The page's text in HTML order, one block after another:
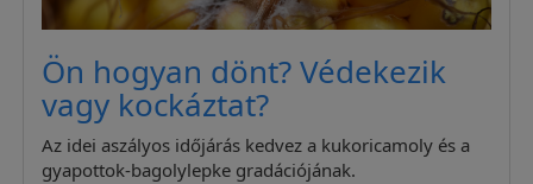
Ön hogyan dönt? Védekezik
vagy kockáztat?
Az idei aszályos időjárás kedvez a kukoricamoly és a
gyapottok-bagolylepke gradációjának.